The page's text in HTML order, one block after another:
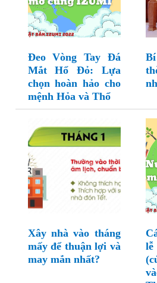
Đeo Vòng Tay Đá
Mắt Hổ Đỏ: Lựa
chọn hoàn hảo cho
mệnh Hỏa và Thổ
Xây nhà vào tháng
mấy để thuận lợi và
may mắn nhất?
lễ